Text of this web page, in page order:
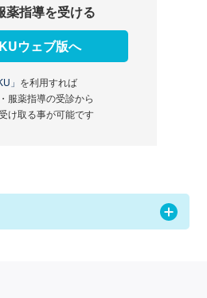
薬指導を受ける
ウェブ版へ
」 を利用すれば
服薬指導の受診から
け取る事が可能です